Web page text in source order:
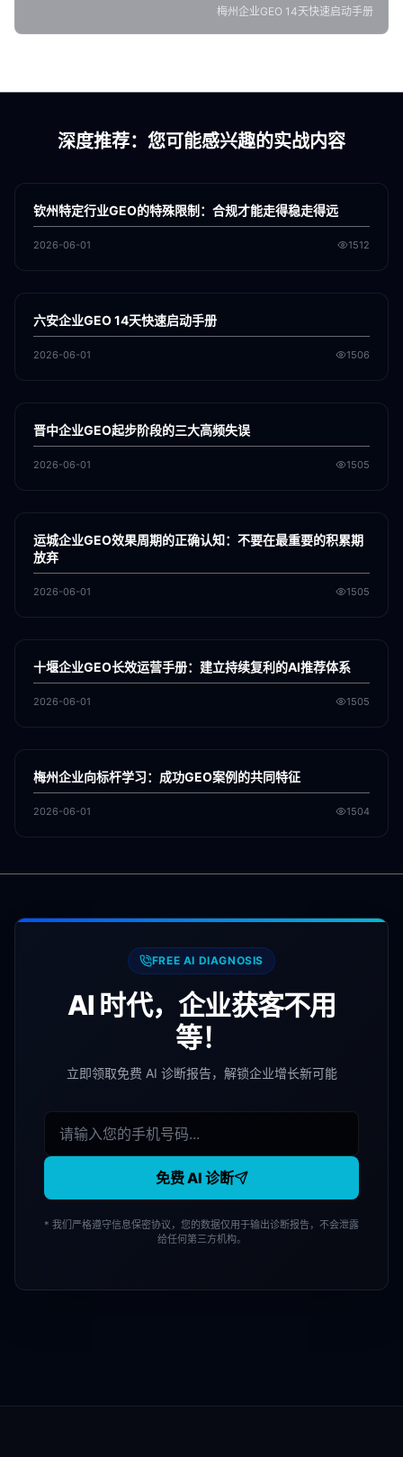
梅州企业GEO 14天快速启动手册
深度推荐：您可能感兴趣的实战内容
GEO
钦州特定行业GEO的特殊限制：合规才能走得稳走得远
2026-06-01 1512
GEO
六安企业GEO 14天快速启动手册
2026-06-01 1506
GEO
晋中企业GEO起步阶段的三大高频失误
2026-06-01 1505
GEO
运城企业GEO效果周期的正确认知：不要在最重要的积累期
放弃
2026-06-01 1505
GEO
十堰企业GEO长效运营手册：建立持续复利的AI推荐体系
2026-06-01 1505
GEO
梅州企业向标杆学习：成功GEO案例的共同特征
2026-06-01 1504
FREE AI DIAGNOSIS
AI 时代，企业获客不用
等！
立即领取免费 AI 诊断报告，解锁企业增长新可能
免费 AI 诊断
* 我们严格遵守信息保密协议，您的数据仅用于输出诊断报告，不会泄露
给任何第三方机构。